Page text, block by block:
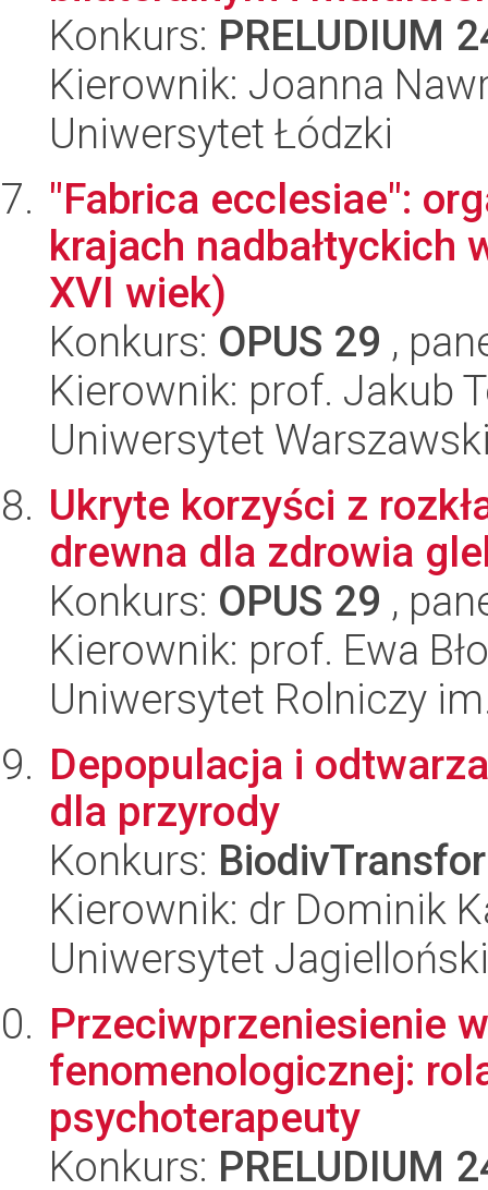
Konkurs: PRELUDIUM
Kierownik: Joanna
Uniwersytet Łódzki
"Fabrica ecclesiae":
krajach nadbałtyckich
XVI wiek)
Konkurs: OPUS 29 ,
Kierownik: prof. Jakub
Uniwersytet
Ukryte korzyści z
drewna dla zdrowia
Konkurs: OPUS 29 ,
Kierownik: prof. Ewa
Uniwersytet Rolniczy
Depopulacja i
dla przyrody
Konkurs:
Kierownik: dr Dominik
Uniwersytet Jagielloński
Przeciwprzeniesienie
fenomenologicznej:
psychoterapeuty
Konkurs: PRELUDIUM